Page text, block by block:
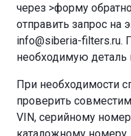
через >форму
отправить запрос на
info@siberia-filters.ru.
необходимую деталь
При необходимости
проверить
VIN, серийному
каталожному